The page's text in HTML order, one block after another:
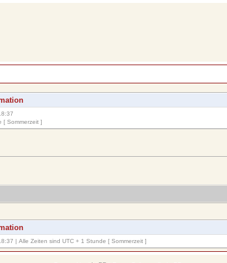
[ Sommerzeit ]
| Alle Zeiten sind UTC + 1 Stunde [ Sommerzeit ]